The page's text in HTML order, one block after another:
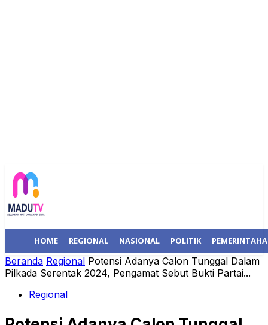
HOME REGIONAL NASIONAL POLITIK
Beranda Regional Potensi Adanya Calon Tunggal Dalam
Pilkada Serentak 2024, Pengamat Sebut Bukti Partai...
Regional